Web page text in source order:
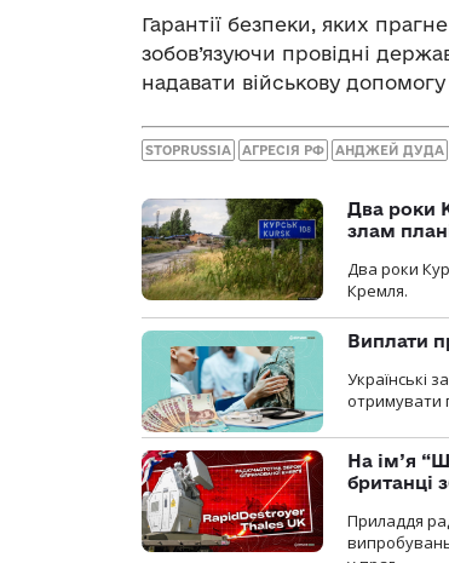
Гарантії безпеки, яких
зобов’язуючи провідні
надавати військову
STOPRUSSIA АГРЕСІЯ РФ АНДЖЕЙ ДУДА
Два роки
злам
Два роки
Кремля.
Виплати
Українські
отримувати
На ім’я
британці
Приладдя